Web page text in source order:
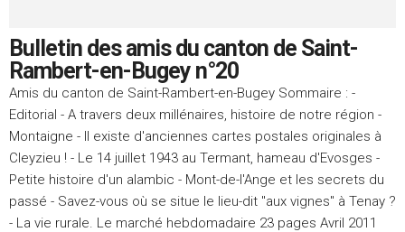
Bulletin des amis du canton de Saint-
Rambert-en-Bugey n°20
Amis du canton de Saint-Rambert-en-Bugey Sommaire : -
Editorial - A travers deux millénaires, histoire de notre région -
Montaigne - Il existe d'anciennes cartes postales originales à
Cleyzieu ! - Le 14 juillet 1943 au Termant, hameau d'Evosges -
Petite histoire d'un alambic - Mont-de-l'Ange et les secrets du
passé - Savez-vous où se situe le lieu-dit "aux vignes" à Tenay ?
- La vie rurale. Le marché hebdomadaire 23 pages Avril 2011